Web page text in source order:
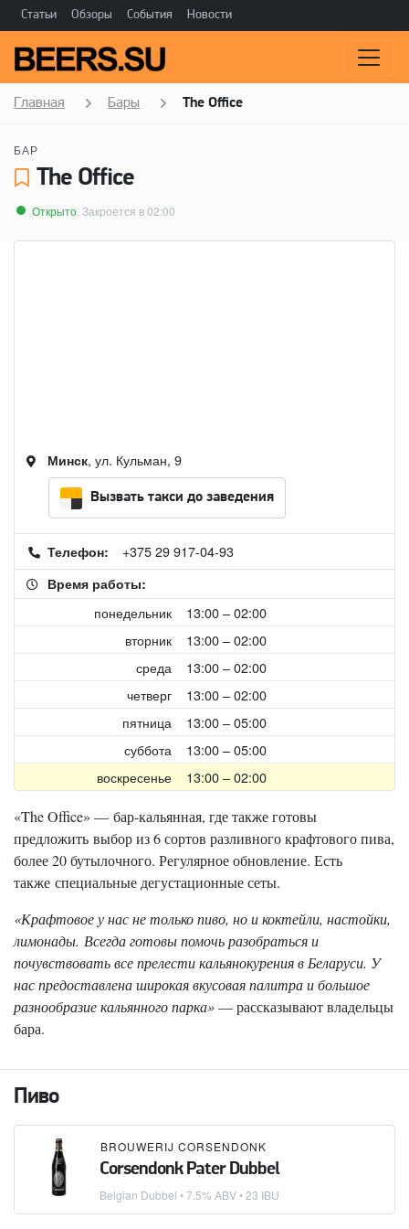
Статьи Обзоры События Новости
Главная Бары The Office
БАР
The Office
Открыто . Закроется в 02:00
«The Office» — бар-кальянная, где также готовы
предложить выбор из 6 сортов разливного крафтового пива,
более 20 бутылочного. Регулярное обновление. Есть
также специальные дегустационные сеты.
«Крафтовое у нас не только пиво, но и коктейли, настойки,
лимонады. Всегда готовы помочь разобраться и
почувствовать все прелести кальянокурения в Беларуси. У
нас предоставлена широкая вкусовая палитра и большое
разнообразие кальянного парка»— рассказывают владельцы
бара.
Пиво
BROUWERIJ CORSENDONK
Corsendonk Pater Dubbel
Belgian Dubbel • 7.5% ABV • 23 IBU
Минск, ул. Кульман, 9
Вызвать такси до заведения
Телефон: +375 29 917-04-93
Время работы:
понедельник
13:00 – 02:00
вторник
13:00 – 02:00
среда
13:00 – 02:00
четверг
13:00 – 02:00
пятница
13:00 – 05:00
суббота
13:00 – 05:00
воскресенье
13:00 – 02:00